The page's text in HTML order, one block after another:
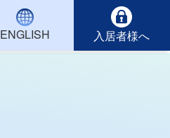
ENGLISH 入居者様へ